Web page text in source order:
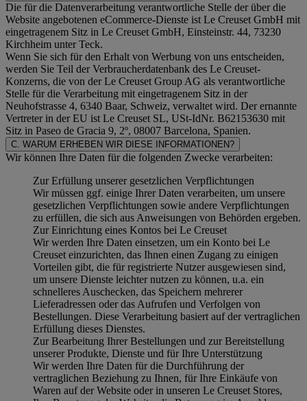
Die für die Datenverarbeitung verantwortliche Stelle der über die
Website angebotenen eCommerce-Dienste ist Le Creuset GmbH mit
eingetragenem Sitz in Le Creuset GmbH, Einsteinstr. 44, 73230
Kirchheim unter Teck.
Wenn Sie sich für den Erhalt von Werbung von uns entscheiden,
werden Sie Teil der Verbraucherdatenbank des Le Creuset-
Konzerns, die von der Le Creuset Group AG als verantwortliche
Stelle für die Verarbeitung mit eingetragenem Sitz in der
Neuhofstrasse 4, 6340 Baar, Schweiz, verwaltet wird. Der ernannte
Vertreter in der EU ist Le Creuset SL, USt-IdNr. B62153630 mit
Sitz in Paseo de Gracia 9, 2º, 08007 Barcelona, Spanien.
C. WARUM ERHEBEN WIR DIESE INFORMATIONEN?
Wir können Ihre Daten für die folgenden Zwecke verarbeiten:
Zur Erfüllung unserer gesetzlichen Verpflichtungen
Wir müssen ggf. einige Ihrer Daten verarbeiten, um unsere
gesetzlichen Verpflichtungen sowie andere Verpflichtungen
zu erfüllen, die sich aus Anweisungen von Behörden ergeben.
Zur Einrichtung eines Kontos bei Le Creuset
Wir werden Ihre Daten einsetzen, um ein Konto bei Le
Creuset einzurichten, das Ihnen einen Zugang zu einigen
Vorteilen gibt, die für registrierte Nutzer ausgewiesen sind,
um unsere Dienste leichter nutzen zu können, u.a. ein
schnelleres Auschecken, das Speichern mehrerer
Lieferadressen oder das Aufrufen und Verfolgen von
Bestellungen. Diese Verarbeitung basiert auf der vertraglichen
Erfüllung dieses Dienstes.
Zur Bearbeitung Ihrer Bestellungen und zur Bereitstellung
unserer Produkte, Dienste und für Ihre Unterstützung
Wir werden Ihre Daten für die Durchführung der
vertraglichen Beziehung zu Ihnen, für Ihre Einkäufe von
Waren auf der Website oder in unseren Le Creuset Stores,